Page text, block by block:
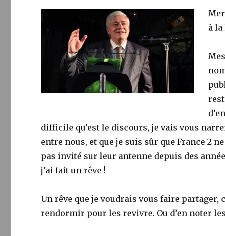
à
difficile qu’est le discours, je vais vous
entre nous, et que je suis sûr que France 2
pas invité sur leur antenne depuis des
j’ai fait un rêve !
Un rêve que je voudrais vous faire partager,
rendormir pour les revivre. Ou d’en noter